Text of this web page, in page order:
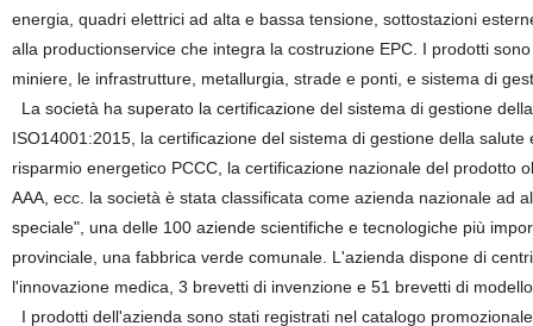
energia, quadri elettrici ad alta e bassa tensione, sottostazioni
alla productionservice che integra la costruzione EPC. I prodotti
miniere, le infrastrutture, metallurgia, strade e ponti, e sistema di
La società ha superato la certificazione del sistema di gestione
ISO14001:2015, la certificazione del sistema di gestione della
risparmio energetico PCCC, la certificazione nazionale del prodotto
AAA, ecc. la società è stata classificata come azienda nazionale ad
speciale", una delle 100 aziende scientifiche e tecnologiche più
provinciale, una fabbrica verde comunale. L'azienda dispone di
l'innovazione medica, 3 brevetti di invenzione e 51 brevetti di
I prodotti dell'azienda sono stati registrati nel catalogo